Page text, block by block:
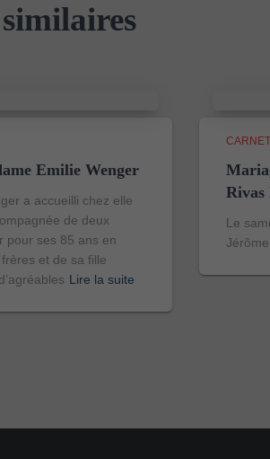
Emilie Wenger
a accueilli chez elle
de deux
pour ses 85 ans en
et de sa fille
Lire la suite
CARNET
Rivas
Le